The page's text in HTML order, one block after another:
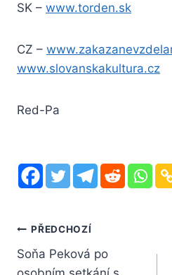
SK – www.torden.sk
CZ –
www.slovanskakultura.cz
Red-Pa
Navigace
pro
PŘEDCHOZÍ
Soňa Peková po